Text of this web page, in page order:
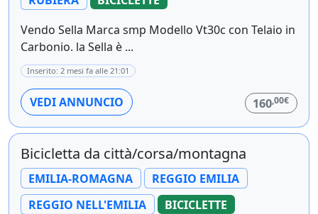
Vendo Sella Marca smp Modello Vt30c con Telaio in
Carbonio. la Sella è ...
Inserito: 2 mesi fa alle 21:01
VEDI ANNUNCIO 160,00€
Bicicletta da città/corsa/montagna
EMILIA-ROMAGNA
REGGIO EMILIA
REGGIO NELL'EMILIA
BICICLETTE